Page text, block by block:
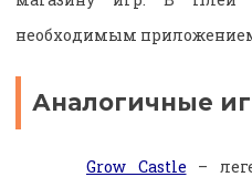
необходимым приложением,
Аналогичные
Grow Castle –